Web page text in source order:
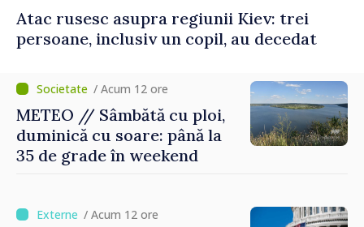
Atac rusesc asupra regiunii Kiev: trei
persoane, inclusiv un copil, au decedat
/ Acum 12 ore
METEO // Sâmbătă cu ploi,
duminică cu soare: până la
35 de grade în weekend
/ Acum 12 ore